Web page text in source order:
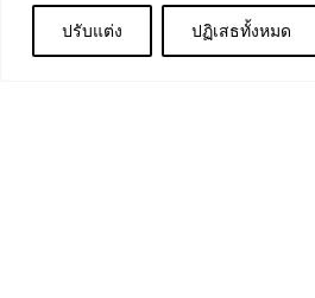
ปรับแต่ง ปฏิเสธทั้งหมด